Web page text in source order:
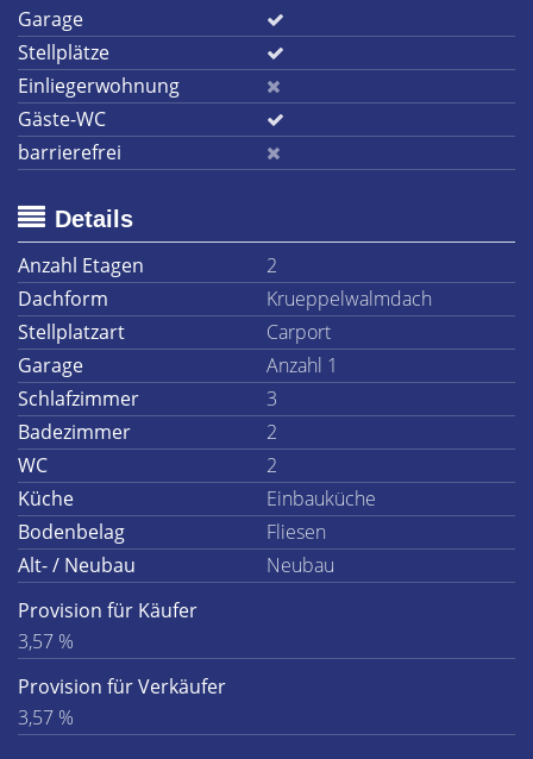
Garage
Stellplätze
Einliegerwohnung
Gäste-WC
barrierefrei
Details
Anzahl Etagen
2
Dachform
Krueppelwalmdach
Stellplatzart
Carport
Garage
Anzahl 1
Schlafzimmer
3
Badezimmer
2
WC
2
Küche
Einbauküche
Bodenbelag
Fliesen
Alt- / Neubau
Neubau
Provision für Käufer
3,57 %
Provision für Verkäufer
3,57 %